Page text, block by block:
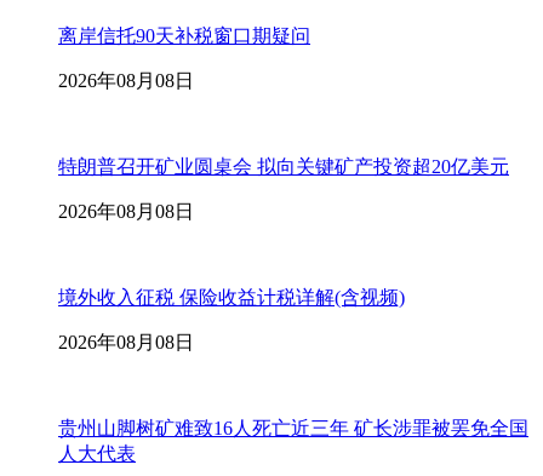
离岸信托90天补税窗口期疑问
2026年08月08日
特朗普召开矿业圆桌会 拟向关键矿产投资超20亿美元
2026年08月08日
境外收入征税 保险收益计税详解(含视频)
2026年08月08日
贵州山脚树矿难致16人死亡近三年 矿长涉罪被罢免全国
人大代表